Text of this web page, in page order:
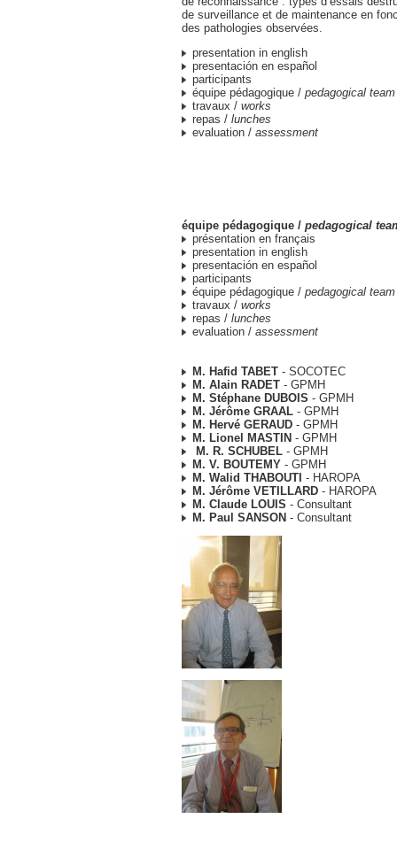
de surveillance et de maintenance en
des pathologies observées.
presentation in english
presentación en español
participants
équipe pédagogique / pedagogical team
travaux / works
repas / lunches
evaluation / assessment
équipe pédagogique / pedagogical
présentation en français
presentation in english
presentación en español
participants
équipe pédagogique / pedagogical team
travaux / works
repas / lunches
evaluation / assessment
M. Hafid TABET - SOCOTEC
M. Alain RADET - GPMH
M. Stéphane DUBOIS - GPMH
M. Jérôme GRAAL - GPMH
M. Hervé GERAUD - GPMH
M. Lionel MASTIN - GPMH
M. R. SCHUBEL - GPMH
M. V. BOUTEMY - GPMH
M. Walid THABOUTI - HAROPA
M. Jérôme VETILLARD - HAROPA
M. Claude LOUIS - Consultant
M. Paul SANSON - Consultant